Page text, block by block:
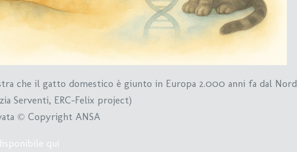
che il gatto domestico è giunto in Europa 2.000 anni fa dal Nord
Serventi, ERC-Felix project)
© Copyright ANSA
qui